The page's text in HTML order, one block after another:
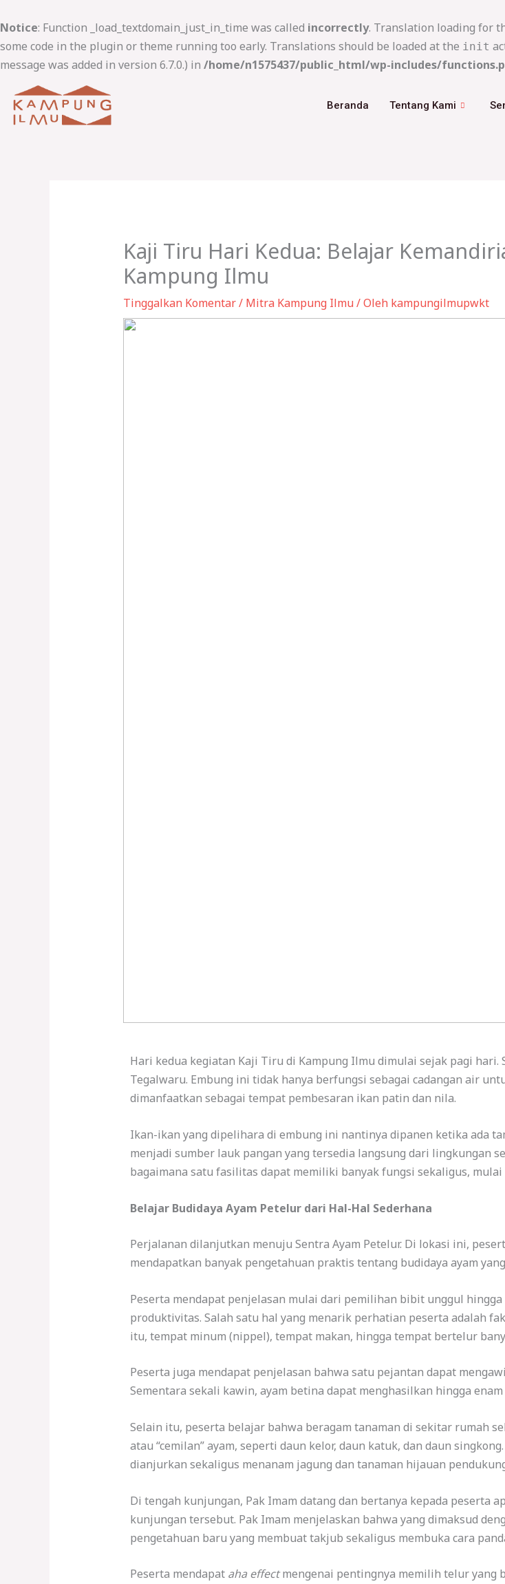
Notice: Function _load_textdomain_just_in_time was called incorrectly. Translation loading for
some code in the plugin or theme running too early. Translations should be loaded at the init
message was added in version 6.7.0.) in /home/n1575437/public_html/wp-includes/
ke
konten
Beranda Tentang Kami
Kaji Tiru Hari Kedua: Belajar
Kampung Ilmu
Tinggalkan Komentar/ Mitra Kampung Ilmu / Oleh kampungilmupwkt
Hari kedua kegiatan Kaji Tiru di Kampung Ilmu dimulai sejak pagi
Tegalwaru. Embung ini tidak hanya berfungsi sebagai cadangan air
dimanfaatkan sebagai tempat pembesaran ikan patin dan nila.
Ikan-ikan yang dipelihara di embung ini nantinya dipanen ketika ada
menjadi sumber lauk pangan yang tersedia langsung dari lingkungan
bagaimana satu fasilitas dapat memiliki banyak fungsi sekaligus,
Belajar Budidaya Ayam Petelur dari Hal-Hal Sederhana
Perjalanan dilanjutkan menuju Sentra Ayam Petelur. Di lokasi ini,
mendapatkan banyak pengetahuan praktis tentang budidaya ayam
Peserta mendapat penjelasan mulai dari pemilihan bibit unggul
produktivitas. Salah satu hal yang menarik perhatian peserta adalah
itu, tempat minum (nippel), tempat makan, hingga tempat bertelur
Peserta juga mendapat penjelasan bahwa satu pejantan dapat
Sementara sekali kawin, ayam betina dapat menghasilkan hingga
Selain itu, peserta belajar bahwa beragam tanaman di sekitar rumah
atau “cemilan” ayam, seperti daun kelor, daun katuk, dan daun
dianjurkan sekaligus menanam jagung dan tanaman hijauan
Di tengah kunjungan, Pak Imam datang dan bertanya kepada peserta
kunjungan tersebut. Pak Imam menjelaskan bahwa yang dimaksud
pengetahuan baru yang membuat takjub sekaligus membuka cara
Peserta mendapat aha effectmengenai pentingnya memilih telur yang